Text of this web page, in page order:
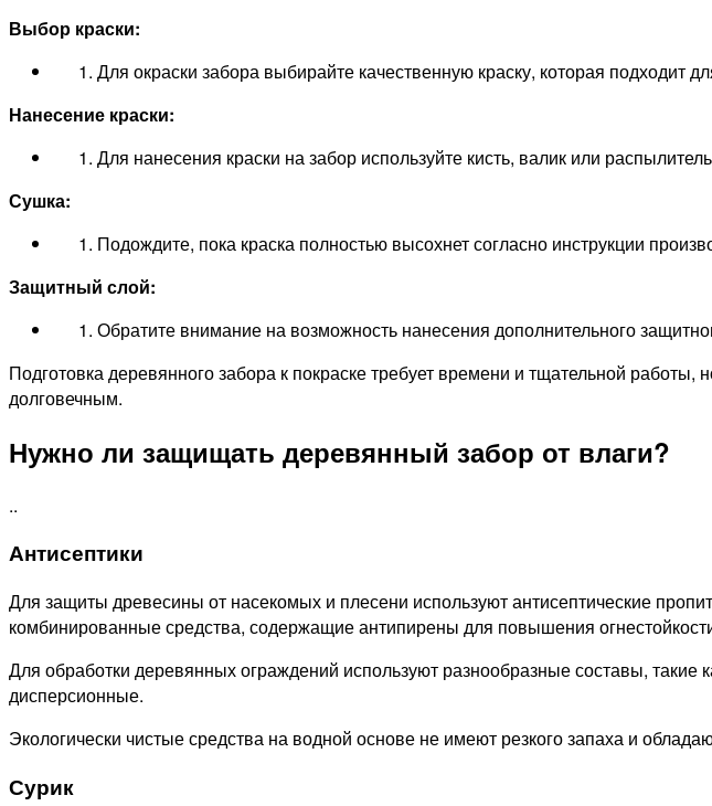
Выбор краски:
Для окраски забора выбирайте качественную краску, которая подходит
Нанесение краски:
Для нанесения краски на забор используйте кисть, валик или
Сушка:
Подождите, пока краска полностью высохнет согласно инструкции
Защитный слой:
Обратите внимание на возможность нанесения дополнительного
Подготовка деревянного забора к покраске требует времени и тщательной
долговечным.
Нужно ли защищать деревянный забор от влаги?
..
Антисептики
Для защиты древесины от насекомых и плесени используют антисептические
комбинированные средства, содержащие антипирены для повышения
Для обработки деревянных ограждений используют разнообразные составы,
дисперсионные.
Экологически чистые средства на водной основе не имеют резкого запаха и
Сурик